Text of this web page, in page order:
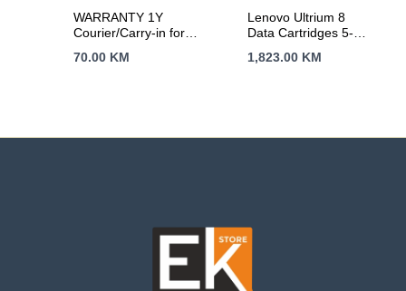
WARRANTY 1Y
Courier/Carry-in for
IdeaPad, IdeaPad
70.00 KM
Lenovo Ultrium 8
Data Cartridges 5-
1,823.00 KM